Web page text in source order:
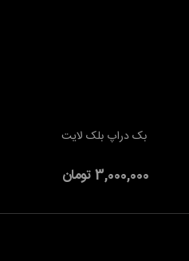
افزودن به سبد خریدبک دراپ بلک لایت
3,000,000 تومان